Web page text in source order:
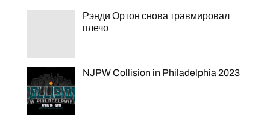
Рэнди Ортон снова травмировал
плечо
NJPW Collision in Philadelphia 2023